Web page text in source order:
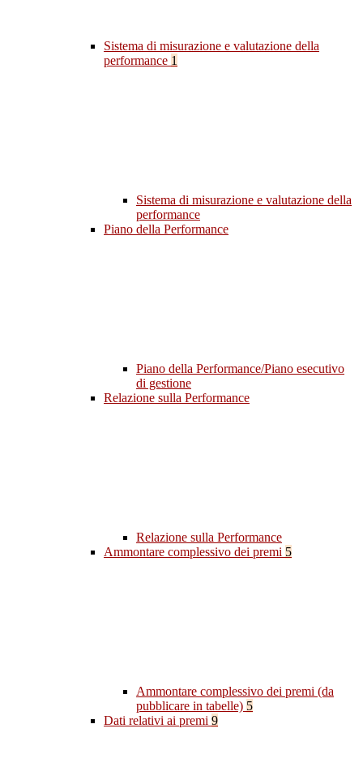
Sistema di misurazione e valutazione della
performance 1
Sistema di misurazione e valutazione della
performance
Piano della Performance
Piano della Performance/Piano esecutivo
di gestione
Relazione sulla Performance
Relazione sulla Performance
Ammontare complessivo dei premi 5
Ammontare complessivo dei premi (da
pubblicare in tabelle) 5
Dati relativi ai premi 9